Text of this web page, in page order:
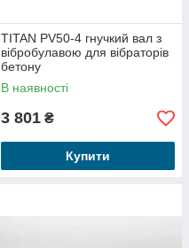
TITAN PV50-4 гнучкий вал з
вібробулавою для вібраторів
бетону
В наявності
3 801 ₴
Купити